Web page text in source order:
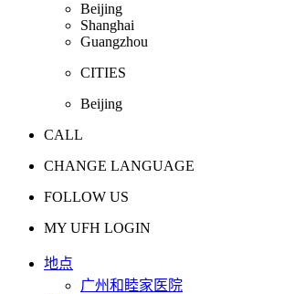
Beijing
Shanghai
Guangzhou
CITIES
Beijing
CALL
CHANGE LANGUAGE
FOLLOW US
MY UFH LOGIN
地点
广州和睦家医院